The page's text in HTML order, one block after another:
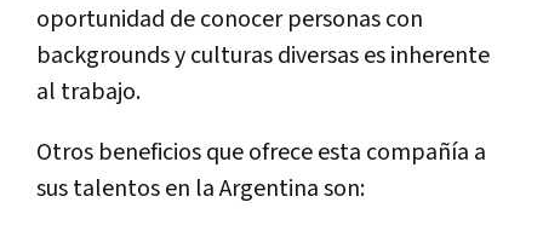
oportunidad de conocer personas con
backgrounds y culturas diversas es inherente
al trabajo.
Otros beneficios que ofrece esta compañía a
sus talentos en la Argentina son: